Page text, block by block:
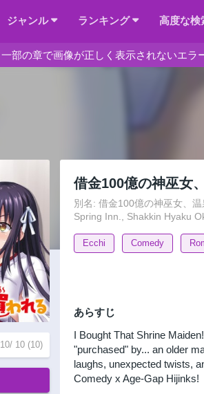
ジャンル ランキング 高度な検
一部の章で画像が正しく表示されないエラ
10/ 10 (10)
借金100億の神巫女
別名: 借金100億の神巫女、
Spring Inn., Shakkin Hyaku
Ecchi Comedy
あらすじ
I Bought That Shrine
"purchased" by... an older
laughs, unexpected twists,
Comedy x Age-Gap Hijinks!